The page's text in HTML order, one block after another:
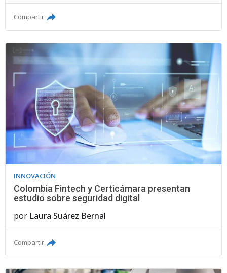
Compartir
INNOVACIÓN
Colombia Fintech y Certicámara presentan
estudio sobre seguridad digital
por Laura Suárez Bernal
Compartir